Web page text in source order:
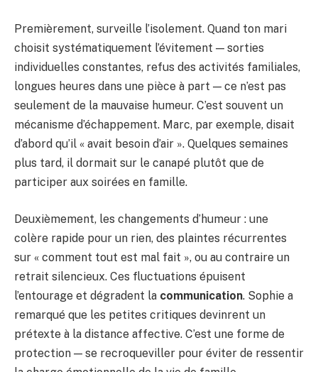
Premièrement, surveille l’isolement. Quand ton mari
choisit systématiquement l’évitement — sorties
individuelles constantes, refus des activités familiales,
longues heures dans une pièce à part — ce n’est pas
seulement de la mauvaise humeur. C’est souvent un
mécanisme d’échappement. Marc, par exemple, disait
d’abord qu’il « avait besoin d’air ». Quelques semaines
plus tard, il dormait sur le canapé plutôt que de
participer aux soirées en famille.
Deuxièmement, les changements d’humeur : une
colère rapide pour un rien, des plaintes récurrentes
sur « comment tout est mal fait », ou au contraire un
retrait silencieux. Ces fluctuations épuisent
l’entourage et dégradent la communication. Sophie a
remarqué que les petites critiques devinrent un
prétexte à la distance affective. C’est une forme de
protection — se recroqueviller pour éviter de ressentir